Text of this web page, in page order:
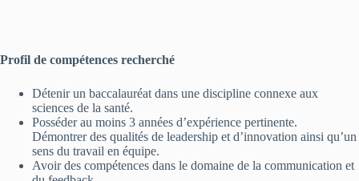
Profil de compétences recherché
Détenir un baccalauréat dans une discipline connexe aux
sciences de la santé.
Posséder au moins 3 années d’expérience pertinente.
Démontrer des qualités de leadership et d’innovation ainsi qu’un
sens du travail en équipe.
Avoir des compétences dans le domaine de la communication et